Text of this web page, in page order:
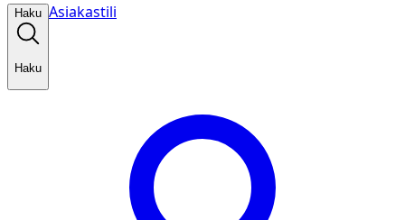
Haku
Haku
Asiakastili